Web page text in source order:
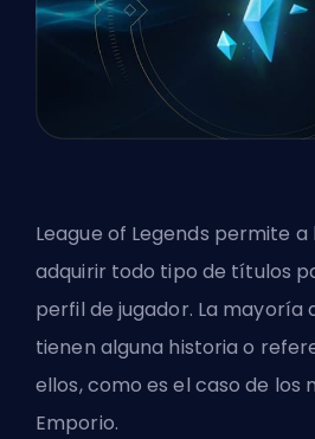
League of Legends permite a
adquirir todo tipo de títulos
perfil de jugador. La mayoría
tienen alguna historia o
ellos, como es el caso de los
Emporio.